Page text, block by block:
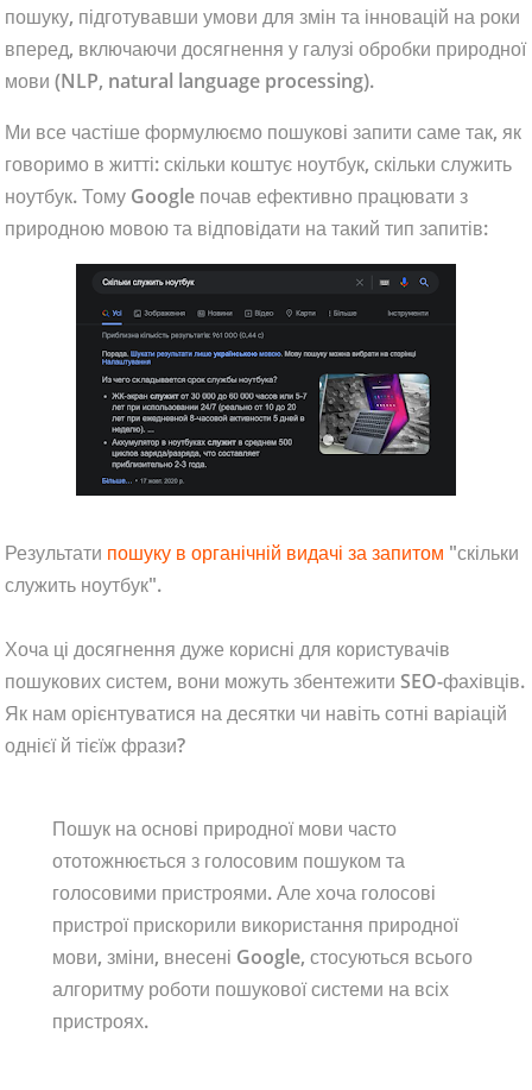
пошуку, підготувавши умови для змін та інновацій на роки
вперед, включаючи досягнення у галузі обробки природної
мови (NLP, natural language processing).
Ми все частіше формулюємо пошукові запити саме так, як
говоримо в житті: скільки коштує ноутбук, скільки служить
ноутбук. Тому Google почав ефективно працювати з
природною мовою та відповідати на такий тип запитів:
Результати пошуку в органічній видачі за запитом "скільки
служить ноутбук".
Хоча ці досягнення дуже корисні для користувачів
пошукових систем, вони можуть збентежити SEO-фахівців.
Як нам орієнтуватися на десятки чи навіть сотні варіацій
однієї й тієїж фрази?
Пошук на основі природної мови часто
ототожнюється з голосовим пошуком та
голосовими пристроями. Але хоча голосові
пристрої прискорили використання природної
мови, зміни, внесені Google, стосуються всього
алгоритму роботи пошукової системи на всіх
пристроях.